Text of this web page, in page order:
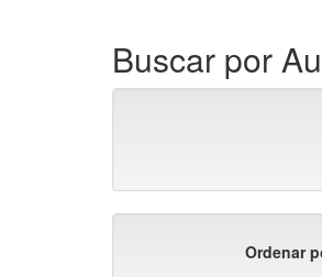
Buscar por
Ordenar